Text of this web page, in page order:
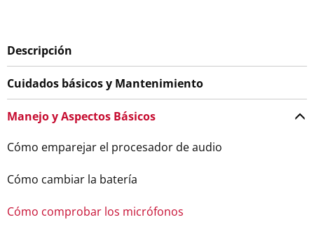
Descripción
Cuidados básicos y Mantenimiento
Manejo y Aspectos Básicos
Cómo emparejar el procesador de audio
Cómo cambiar la batería
Cómo comprobar los micrófonos